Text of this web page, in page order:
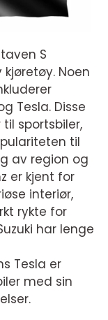
S
Noen
Tesla. Disse
sportsbiler,
til
av region og
er kjent for
interiør,
rykte for
har lenge
Tesla er
med sin